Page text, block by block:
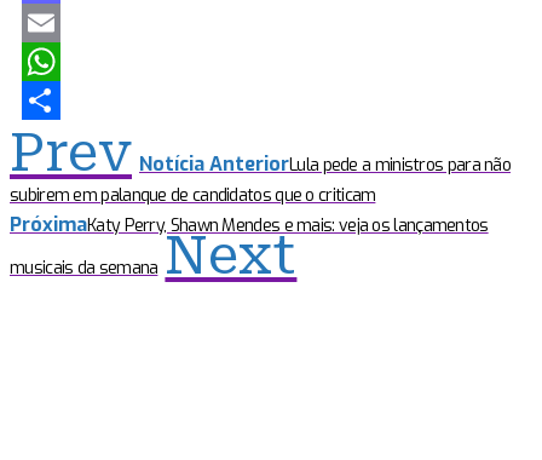
Mastodon
Email
WhatsApp
Share
Prev Notícia AnteriorLula pede a ministros para não
subirem em palanque de candidatos que o criticam
PróximaKaty Perry, Shawn Mendes e mais: veja os lançamentos
musicais da semana Next